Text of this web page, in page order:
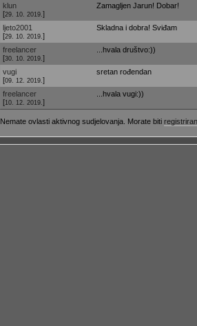
klun
[29. 10. 2019. ]
Zamagljen Jarun! Dobar!
ljeto2001
[29. 10. 2019. ]
Skladna i dobra! Sviđam
freelancer
[30. 10. 2019. ]
...hvala društvo:))
vugi
[09. 12. 2019. ]
sretan rođendan
freelancer
[10. 12. 2019. ]
...hvala vugi:))
Nemate ovlasti aktivnog sudjelovanja. Morate biti